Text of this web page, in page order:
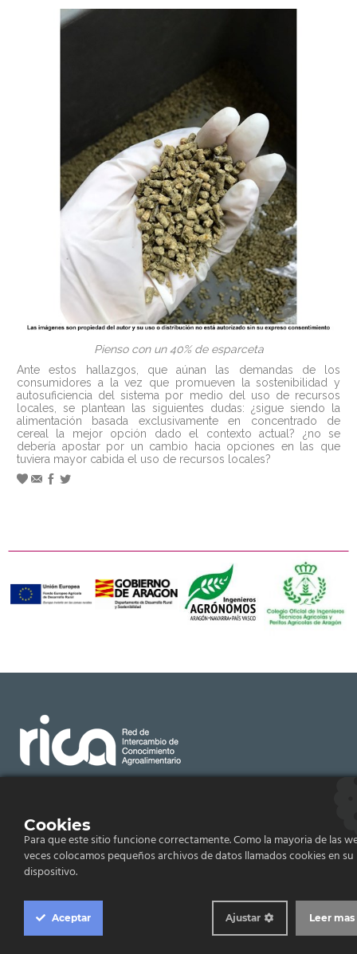
Pienso con un 40% de esparceta
Ante estos hallazgos, que aúnan las demandas de los
consumidores a la vez que promueven la sostenibilidad y
autosuficiencia del sistema por medio del uso de recursos
locales, se plantean las siguientes dudas: ¿sigue siendo la
alimentación basada exclusivamente en concentrado de
cereal la mejor opción dado el contexto actual? ¿no se
debería apostar por un cambio hacia opciones en las que
tuviera mayor cabida el uso de recursos locales?
Email:
rica@cita-aragon.es
Centro de Investigación y Tecnología Agroalimentaria
de Aragón (CITA), Avenida Montañana, Zaragoza,
España
Todos los derechos reservados.
Cookies
Para que este sitio funcione correctamente. Como la mayoria de las
veces colocamos pequeños archivos de datos llamados cookies en su
dispositivo.
Aceptar Leer mas
Ajustar